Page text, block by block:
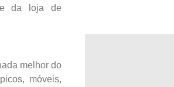
e da loja de
melhor do
móveis,